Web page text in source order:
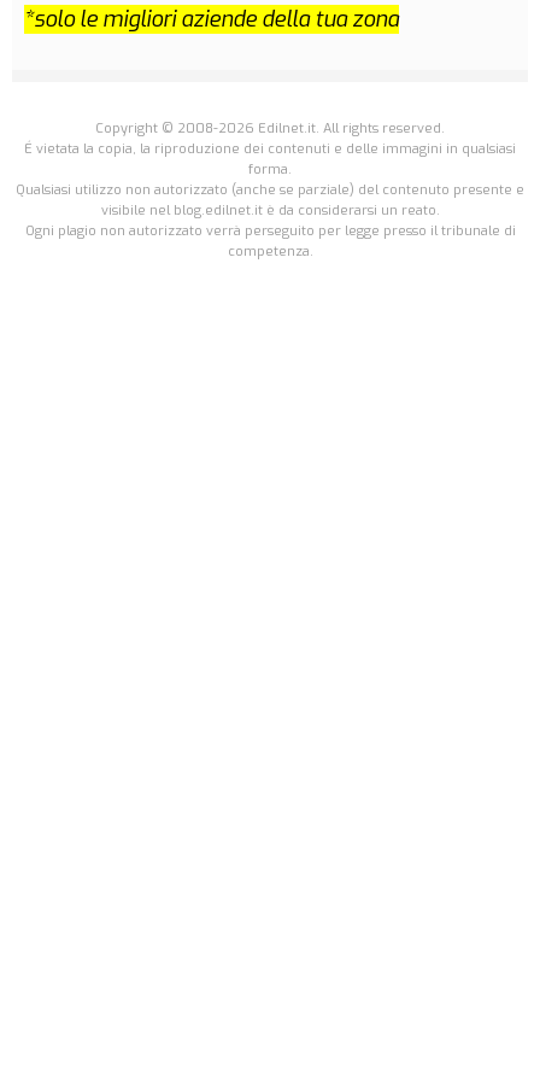
*solo le migliori aziende della tua zona
Copyright © 2008-2026 Edilnet.it. All rights reserved.
É vietata la copia, la riproduzione dei contenuti e delle immagini in qualsiasi
forma.
Qualsiasi utilizzo non autorizzato (anche se parziale) del contenuto presente e
visibile nel blog.edilnet.it è da considerarsi un reato.
Ogni plagio non autorizzato verrà perseguito per legge presso il tribunale di
competenza.